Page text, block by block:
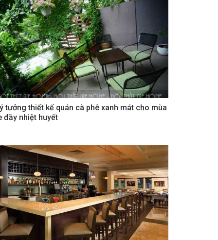
tưởng thiết kế quán cà phê xanh mát cho mùa
đầy nhiệt huyết